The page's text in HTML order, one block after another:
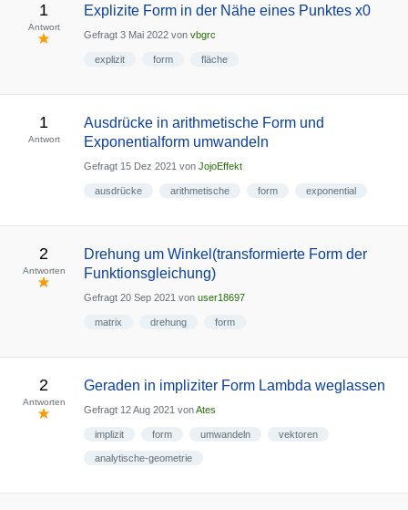
1
Antwort
Explizite Form in der Nähe eines Punktes x0
Gefragt 3 Mai 2022 von vbgrc
explizit form fläche
1
Antwort
Ausdrücke in arithmetische Form und
Exponentialform umwandeln
Gefragt 15 Dez 2021 von JojoEffekt
ausdrücke arithmetische form exponential
2
Antworten
Drehung um Winkel(transformierte Form der
Funktionsgleichung)
Gefragt 20 Sep 2021 von user18697
matrix drehung form
2
Antworten
Geraden in impliziter Form Lambda weglassen
Gefragt 12 Aug 2021 vonAtes
implizit form umwandeln vektoren
analytische-geometrie